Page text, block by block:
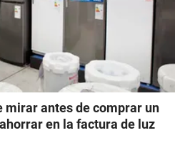
mirar antes de comprar un
en la factura de luz